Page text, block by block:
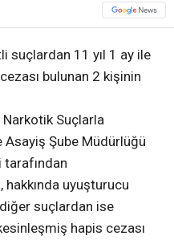
suçlardan 11 yıl 1 ay ile
bulunan 2 kişinin
Suçlarla
Asayiş Şube Müdürlüğü
tarafından
uyuşturucu
suçlardan ise
hapis cezası